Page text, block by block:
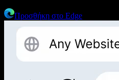
Προσθήκη στο Edge